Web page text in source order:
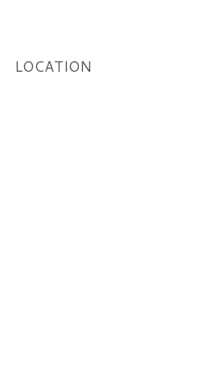
LOCATION